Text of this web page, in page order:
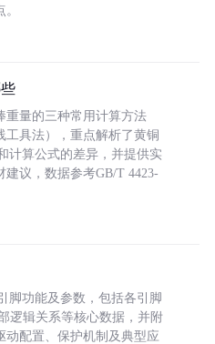
重量的三种常用计算方法
工具法），重点解析了黄铜
计算公式的差异，并提供实
议，数据参考GB/T 4423-
脚功能及参数，包括各引脚
逻辑关系等核心数据，并附
动配置、保护机制及典型应